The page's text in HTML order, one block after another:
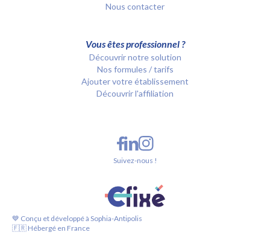
Nous contacter
Vous êtes professionnel ?
Découvrir notre solution
Nos formules / tarifs
Ajouter votre établissement
Découvrir l'affiliation
💙 Conçu et développé à Sophia-Antipolis
🇫🇷 Hébergé en France
Suivez-nous !